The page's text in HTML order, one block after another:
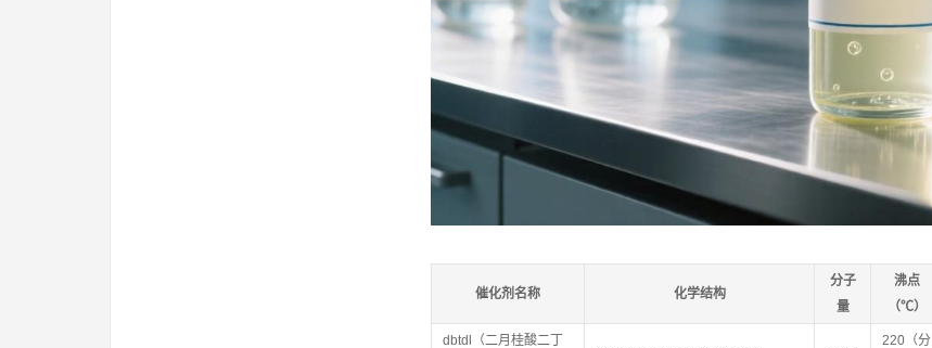
催化剂名称 化学结构
分子
量
沸点
（℃）
dbtdl（二月桂酸二丁
220（分